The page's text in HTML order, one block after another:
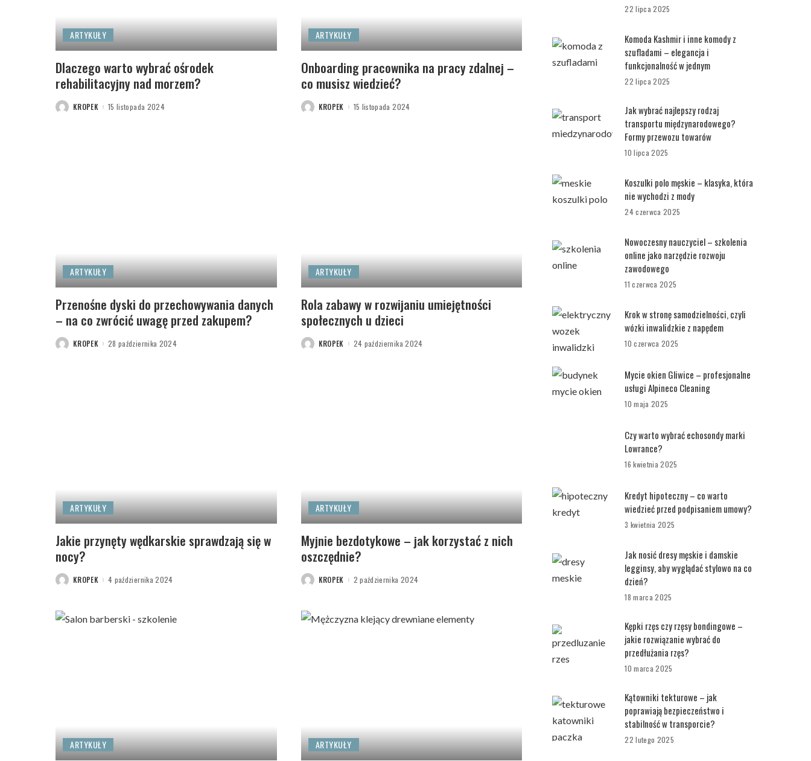
ARTYKUŁY
Dlaczego warto wybrać ośrodek
rehabilitacyjny nad morzem?
POSTEDKROPEK 15 listopada 2024
ARTYKUŁY
Onboarding pracownika na pracy zdalnej –
co musisz wiedzieć?
POSTEDKROPEK 15 listopada 2024
ARTYKUŁY
Przenośne dyski do przechowywania danych
– na co zwrócić uwagę przed zakupem?
POSTEDKROPEK 28 października 2024
ARTYKUŁY
Rola zabawy w rozwijaniu umiejętności
społecznych u dzieci
POSTEDKROPEK 24 października 2024
ARTYKUŁY
Jakie przynęty wędkarskie sprawdzają się w
nocy?
POSTEDKROPEK 4 października 2024
ARTYKUŁY
Myjnie bezdotykowe – jak korzystać z nich
oszczędnie?
POSTEDKROPEK 2 października 2024
ARTYKUŁY ARTYKUŁY
22 lipca 2025
Komoda Kashmir i inne komody z
szufladami – elegancja i
funkcjonalność w jednym
22 lipca 2025
Jak wybrać najlepszy rodzaj
transportu międzynarodowego?
Formy przewozu towarów
10 lipca 2025
Koszulki polo męskie – klasyka, która
nie wychodzi z mody
24 czerwca 2025
Nowoczesny nauczyciel – szkolenia
online jako narzędzie rozwoju
zawodowego
11 czerwca 2025
Krok w stronę samodzielności, czyli
wózki inwalidzkie z napędem
10 czerwca 2025
Mycie okien Gliwice – profesjonalne
usługi Alpineco Cleaning
10 maja 2025
Czy warto wybrać echosondy marki
Lowrance?
16 kwietnia 2025
Kredyt hipoteczny – co warto
wiedzieć przed podpisaniem umowy?
3 kwietnia 2025
Jak nosić dresy męskie i damskie
legginsy, aby wyglądać stylowo na co
dzień?
18 marca 2025
Kępki rzęs czy rzęsy bondingowe –
jakie rozwiązanie wybrać do
przedłużania rzęs?
10 marca 2025
Kątowniki tekturowe – jak
poprawiają bezpieczeństwo i
stabilność w transporcie?
22 lutego 2025